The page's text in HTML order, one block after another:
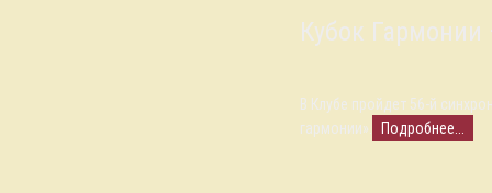
Кубок
В Клубе пройдет 56-й
гармонии».
Подробнее...